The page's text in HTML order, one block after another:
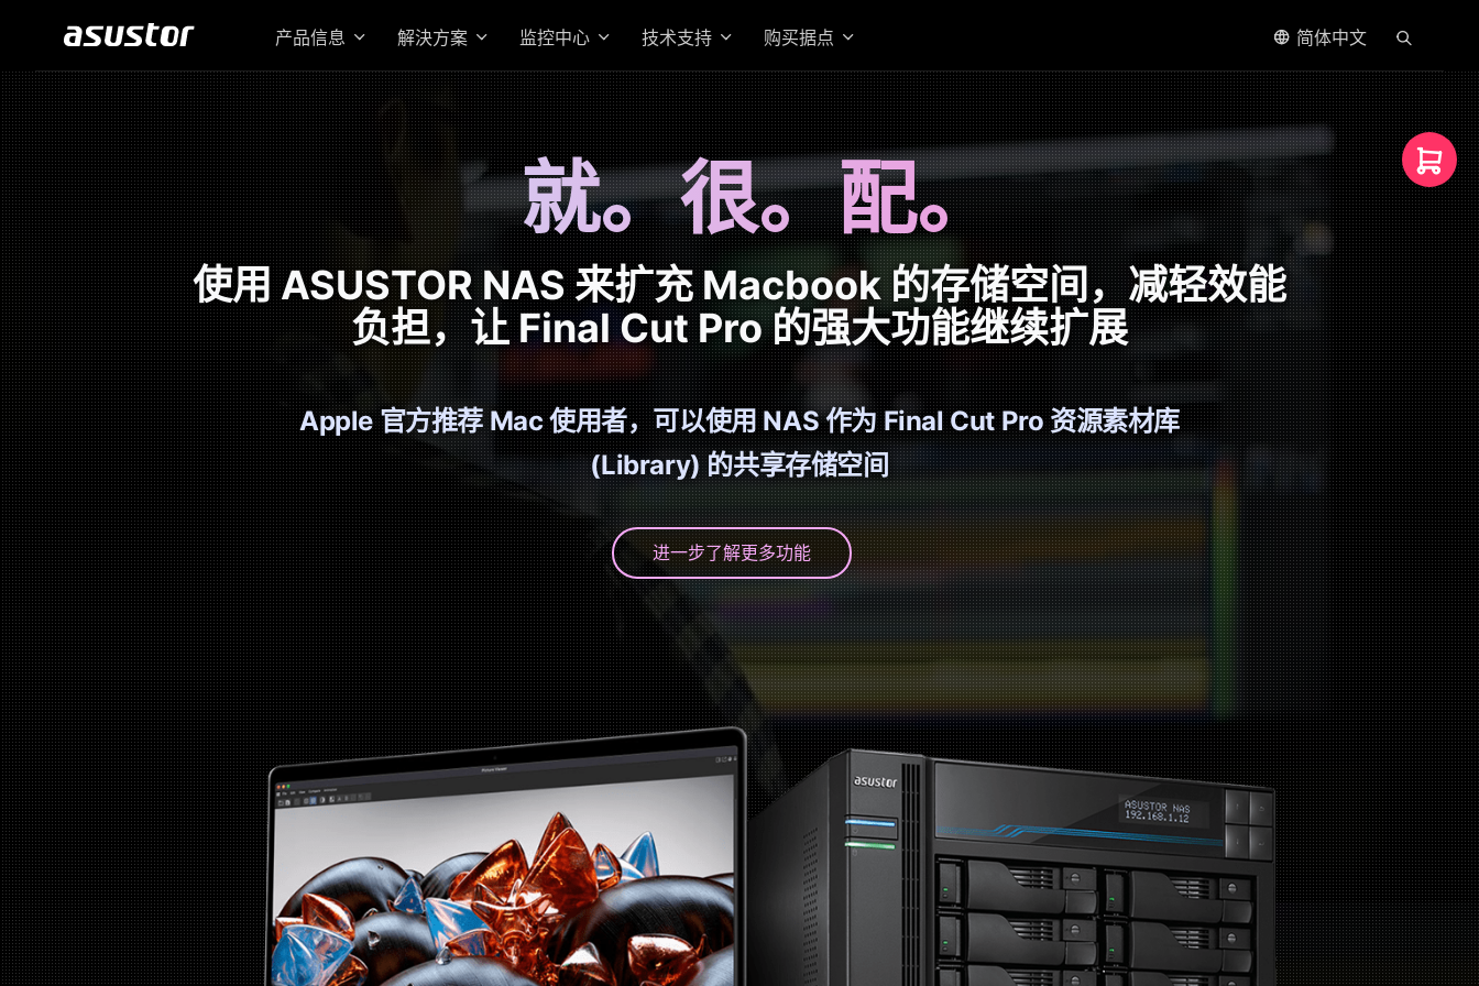
产品信息 解決方案 监控中心 技术支持 购买据点 简体中文
就。很。配。
使用 ASUSTOR NAS 来扩充 Macbook 的存储空间，减轻效能
负担，让 Final Cut Pro 的强大功能继续扩展
Apple 官方推荐 Mac 使用者，可以使用 NAS 作为 Final Cut Pro 资源素材库
(Library) 的共享存储空间
进一步了解更多功能